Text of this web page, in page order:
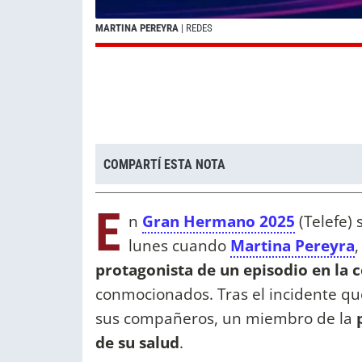
MARTINA PEREYRA | REDES
COMPARTÍ ESTA NOTA
E n Gran Hermano 2025 (Telefe)
lunes cuando Martina Pereyra
protagonista de un episodio en la
conmocionados. Tras el incidente
sus compañeros, un miembro de la
de su salud.